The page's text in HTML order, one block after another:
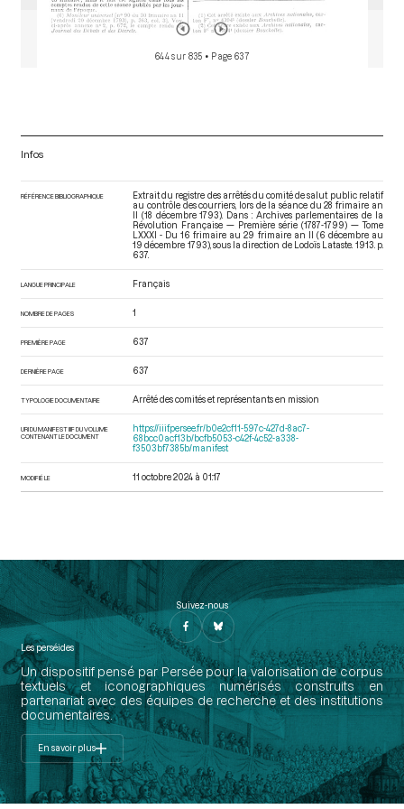
644 sur 835 • Page 637
Infos
RÉFÉRENCE BIBLIOGRAPHIQUE
Extrait du registre des arrêtés du comité de salut public relatif
au contrôle des courriers, lors de la séance du 28 frimaire an
II (18 décembre 1793). Dans : Archives parlementaires de la
Révolution Française — Première série (1787-1799) — Tome
LXXXI - Du 16 frimaire au 29 frimaire an II (6 décembre au
19 décembre 1793), sous la direction de Lodoïs Lataste. 1913. p.
637.
LANGUE PRINCIPALE Français
NOMBRE DE PAGES 1
PREMIÈRE PAGE 637
DERNIÈRE PAGE 637
TYPOLOGIE DOCUMENTAIRE Arrêté des comités et représentants en mission
URI DU MANIFEST IIIF DU VOLUME
CONTENANT LE DOCUMENT
https://iiif.persee.fr/b0e2cf11-597c-427d-8ac7-
68bcc0acf13b/bcfb5053-c42f-4c52-a338-
f3503bf7385b/manifest
MODIFIÉ LE 11 octobre 2024 à 01:17
Suivez-nous
Les perséides
Un dispositif pensé par Persée pour la valorisation de corpus
textuels et iconographiques numérisés construits en
partenariat avec des équipes de recherche et des institutions
documentaires.
En savoir plus